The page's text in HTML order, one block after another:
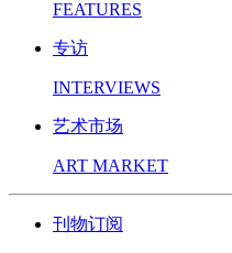
FEATURES
专访
INTERVIEWS
艺术市场
ART MARKET
刊物订阅